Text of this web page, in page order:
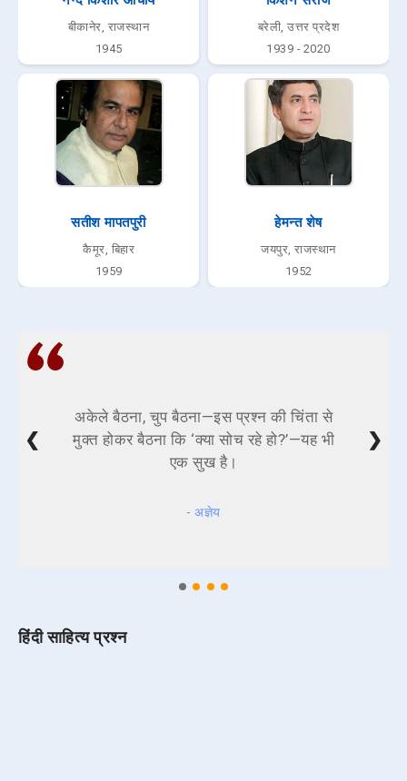
बीकानेर, राजस्थान
1945
बरेली, उत्तर प्रदेश
1939 - 2020
सतीश मापतपुरी
कैमूर, बिहार
1959
हेमन्त शेष
जयपुर, राजस्थान
1952
अकेले बैठना, चुप बैठना—इस प्रश्न की चिंता से
मुक्त होकर बैठना कि ‘क्या सोच रहे हो?’—यह भी
एक सुख है।
- अज्ञेय
❮ ❯
हिंदी साहित्य प्रश्न